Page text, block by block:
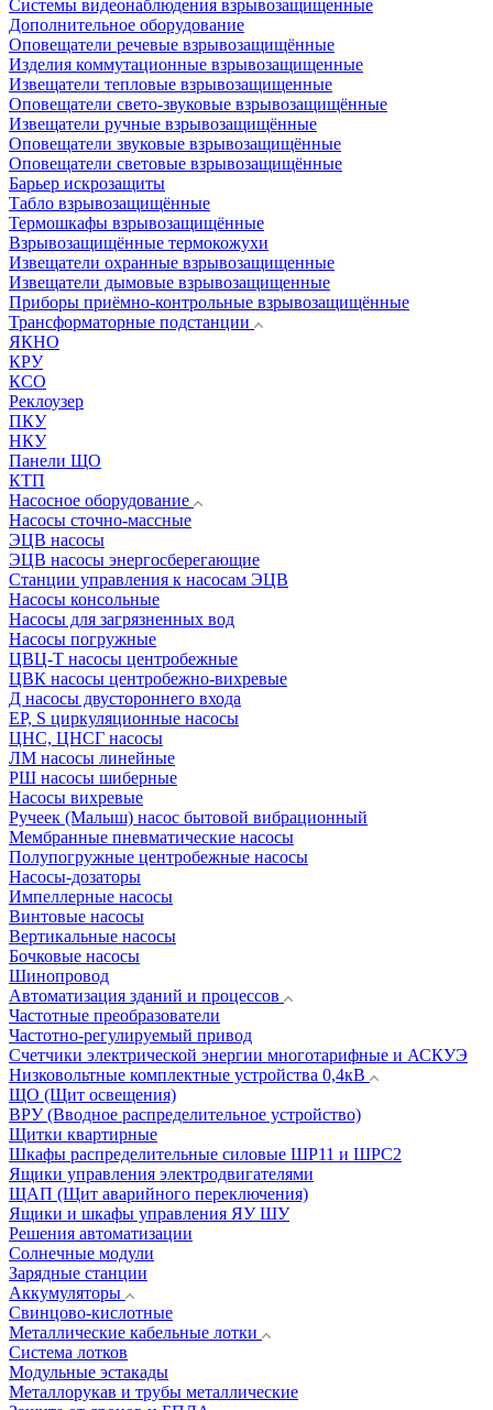
Системы видеонаблюдения взрывозащищенные
Дополнительное оборудование
Оповещатели речевые взрывозащищённые
Изделия коммутационные взрывозащищенные
Извещатели тепловые взрывозащищенные
Оповещатели свето-звуковые взрывозащищённые
Извещатели ручные взрывозащищённые
Оповещатели звуковые взрывозащищённые
Оповещатели световые взрывозащищённые
Барьер искрозащиты
Табло взрывозащищённые
Термошкафы взрывозащищённые
Взрывозащищённые термокожухи
Извещатели охранные взрывозащищенные
Извещатели дымовые взрывозащищенные
Приборы приёмно-контрольные взрывозащищённые
Трансформаторные подстанции
ЯКНО
КРУ
КСО
Реклоузер
ПКУ
НКУ
Панели ЩО
КТП
Насосное оборудование
Насосы сточно-массные
ЭЦВ насосы
ЭЦВ насосы энергосберегающие
Станции управления к насосам ЭЦВ
Насосы консольные
Насосы для загрязненных вод
Насосы погружные
ЦВЦ-Т насосы центробежные
ЦВК насосы центробежно-вихревые
Д насосы двустороннего входа
EP, S циркуляционные насосы
ЦНС, ЦНСГ насосы
ЛМ насосы линейные
РШ насосы шиберные
Насосы вихревые
Ручеек (Малыш) насос бытовой вибрационный
Мембранные пневматические насосы
Полупогружные центробежные насосы
Насосы-дозаторы
Импеллерные насосы
Винтовые насосы
Вертикальные насосы
Бочковые насосы
Шинопровод
Автоматизация зданий и процессов
Частотные преобразователи
Частотно-регулируемый привод
Счетчики электрической энергии многотарифные и АСКУЭ
Низковольтные комплектные устройства 0,4кВ
ЩО (Щит освещения)
ВРУ (Вводное распределительное устройство)
Щитки квартирные
Шкафы распределительные силовые ШР11 и ШРС2
Ящики управления электродвигателями
ЩАП (Щит аварийного переключения)
Ящики и шкафы управления ЯУ ШУ
Решения автоматизации
Солнечные модули
Зарядные станции
Аккумуляторы
Свинцово-кислотные
Металлические кабельные лотки
Система лотков
Модульные эстакады
Металлорукав и трубы металлические